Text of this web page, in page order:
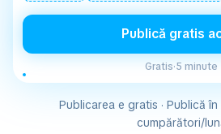
Publică gratis
Gratis·5 minute
Publicarea e gratis · Publică în
cumpărători/